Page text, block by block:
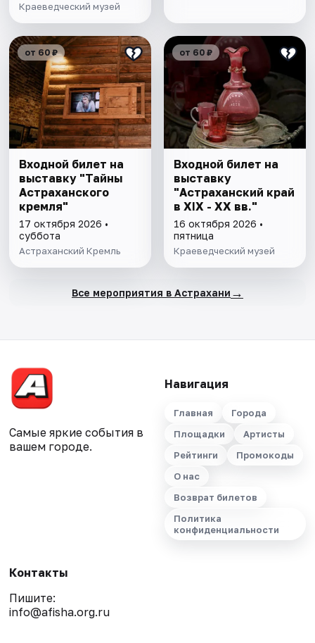
Краеведческий музей
от 60 ₽
Входной билет на
выставку "Тайны
Астраханского
кремля"
17 октября 2026 •
суббота
Астраханский Кремль
от 60 ₽
Входной билет на
выставку
"Астраханский край
в XIX - XX вв."
16 октября 2026 •
пятница
Краеведческий музей
Все мероприятия в Астрахани →
Самые яркие события в
вашем городе.
Навигация
Главная
Города
Площадки
Артисты
Рейтинги
Промокоды
О нас
Возврат билетов
Политика
конфиденциальности
Контакты
Пишите:
info@afisha.org.ru